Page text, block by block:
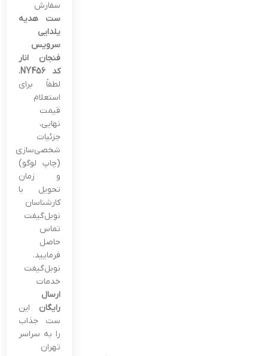
سفارش
ست هدیه
یلدایی
سرویس
فنجان انار
کد NY456
،
لطفاً برای
استعلام
قیمت
نهایی،
جزئیات
شخصی‌سازی
(چاپ لوگو)
و زمان
تحویل با
کارشناسان
نوبل‌گیفت
تماس
حاصل
فرمایید.
نوبل‌گیفت
خدمات
ارسال
رایگان این
ست جذاب
را به سراسر
تهران